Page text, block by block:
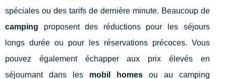
spéciales ou des tarifs de dernière minute. Beaucoup de
camping proposent des réductions pour les séjours
longs durée ou pour les réservations précoces. Vous
pouvez également échapper aux prix élevés en
séjournant dans les mobil homesou au camping